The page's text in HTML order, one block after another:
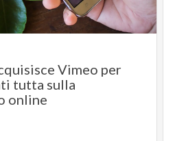
Vimeo per
tutta sulla
online